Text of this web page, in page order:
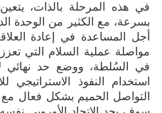
في هذه المرحلة بالذات،
بسرعة، مع الكثير من الوحدة
أجل المساعدة في إعادة
مواصلة عملية السلام التي تعزز
في السُلطة، ووضع حد نهائي
استخدام النفوذ الاستراتيجي
التواصل الحميم بشكل فعال مع